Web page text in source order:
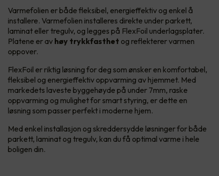
Varmefolien er både fleksibel, energieffektiv og enkel å
installere. Varmefolien installeres direkte under parkett,
laminat eller tregulv, og legges på FlexFoil underlagsplater.
Platene er av høy trykkfasthet og reflekterer varmen
oppover.
FlexFoil er riktig løsning for deg som ønsker en komfortabel,
fleksibel og energieffektiv oppvarming av hjemmet. Med
markedets laveste byggehøyde på under 7mm, raske
oppvarming og mulighet for smart styring, er dette en
løsning som passer perfekt i moderne hjem.
Med enkel installasjon og skreddersydde løsninger for både
parkett, laminat og tregulv, kan du få optimal varme i hele
boligen din.